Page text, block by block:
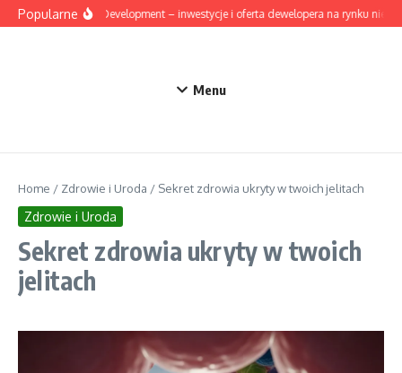
Przejdź do treści
PopularneMesta Development – inwestycje i oferta dewelopera na rynku
Menu
Home / Zdrowie i Uroda / Sekret zdrowia ukryty w twoich jelitach
Zdrowie i Uroda
Sekret zdrowia ukryty w twoich
jelitach